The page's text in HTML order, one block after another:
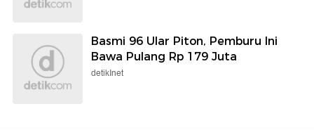
Basmi 96 Ular Piton, Pemburu Ini
Bawa Pulang Rp 179 Juta
detikInet